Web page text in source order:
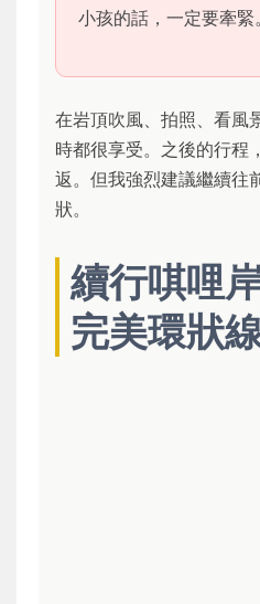
小孩的話，一定要牽緊。
在岩頂吹風、拍照、看風
時都很享受。之後的行程
返。但我強烈建議繼續往
狀。
續行唭哩
完美環狀